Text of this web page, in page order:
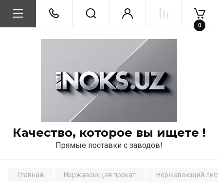
Качество, которое вы ищете !
Прямые поставки с заводов!
0
Главная Нержавеющая прокат Нержавеющий